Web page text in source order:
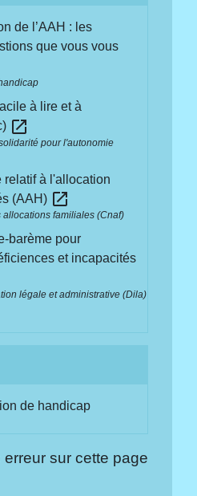
de l’AAH : les
que vous vous
à lire et à
open_in_new
pour l'autonomie
relatif à l'allocation
(AAH) open_in_new
familiales (Cnaf)
barème pour
et incapacités
légale et administrative (Dila)
de handicap
sur cette page